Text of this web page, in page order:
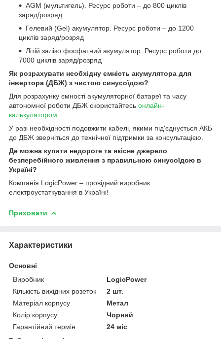
AGM (мультигель). Ресурс роботи – до 800 циклів
заряд/розряд
Гелевий (Gel) акумулятор. Ресурс роботи – до 1200
циклів заряд/розряд
Літій залізо фосфатний акумулятор. Ресурс роботи до
7000 циклів заряд/розряд
Як розрахувати необхідну ємність акумулятора для
інвертора (ДБЖ) з чистою синусоїдою?
Для розрахунку ємності акумуляторної батареї та часу
автономної роботи ДБЖ скористайтесь онлайн-
калькулятором
У разі необхідності подовжити кабелі, якими під'єднується АКБ
до ДБЖ зверніться до технічної підтримки за консультацією.
Де можна купити недороге та якісне джерело
безперебійного живлення з правильною синусоїдою в
Україні?
Компанія LogicPower – провідний виробник
електроустаткування в Україні!
Приховати
Характеристики
Основні
Виробник
LogicPower
Кількість вихідних розеток
2 шт.
Матеріал корпусу
Метал
Колір корпусу
Чорний
Гарантійний термін
24 міс